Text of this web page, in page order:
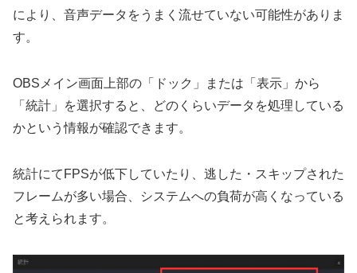
により、音声データをうまく流せていない可能性がありま
す。
OBSメイン画面上部の「ドック」または「表示」から
「統計」を選択すると、どのくらいデータを処理している
かという情報が確認できます。
統計にてFPSが低下していたり、逃した・スキップされた
フレームが多い場合、システムへの負荷が高くなっている
と考えられます。